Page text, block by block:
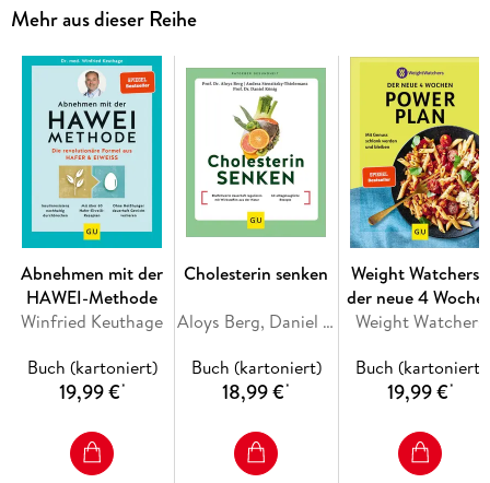
Sondertabellen, z. B. für Diabetiker oder Allergiker, bieten
eine sehr gute Übersicht über zahlreiche Produkte.
Mehr aus dieser Reihe
Abnehmen mit der
HAWEI-Methode
Winfried Keuthage
Buch (kartoniert)
19,99 €*
Cholesterin senken
Aloys Berg, Daniel König, Andrea Stensitzky-Thielemans
Buch (kartoniert)
18,99 €*
Weight Watchers -
der neue 4
Powerplan
Weight Watchers
Buch (kartoniert)
19,99 €*